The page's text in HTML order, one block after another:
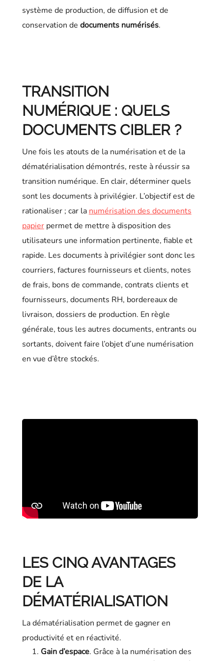
système de production, de diffusion et de
conservation de documents numérisés.
TRANSITION
NUMÉRIQUE : QUELS
DOCUMENTS CIBLER ?
Une fois les atouts de la numérisation et de la
dématérialisation démontrés, reste à réussir sa
transition numérique. En clair, déterminer quels
sont les documents à privilégier. L’objectif est de
rationaliser ; car la numérisation des documents
papierpermet de mettre à disposition des
utilisateurs une information pertinente, fiable et
rapide. Les documents à privilégier sont donc les
courriers, factures fournisseurs et clients, notes
de frais, bons de commande, contrats clients et
fournisseurs, documents RH, bordereaux de
livraison, dossiers de production. En règle
générale, tous les autres documents, entrants ou
sortants, doivent faire l’objet d’une numérisation
en vue d’être stockés.
LES CINQ AVANTAGES
DE LA
DÉMATÉRIALISATION
La dématérialisation permet de gagner en
productivité et en réactivité.
Gain d’espace. Grâce à la numérisation des